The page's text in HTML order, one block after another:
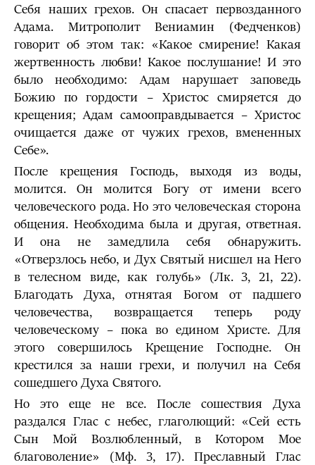
Себя наших грехов. Он спасает первозданного
Адама. Митрополит Вениамин (Федченков)
говорит об этом так: «Какое смирение! Какая
жертвенность любви! Какое послушание! И это
было необходимо: Адам нарушает заповедь
Божию по гордости – Христос смиряется до
крещения; Адам самооправдывается – Христос
очищается даже от чужих грехов, вмененных
Себе».
После крещения Господь, выходя из воды,
молится. Он молится Богу от имени всего
человеческого рода. Но это человеческая сторона
общения. Необходима была и другая, ответная.
И она не замедлила себя обнаружить.
«Отверзлось небо, и Дух Святый нисшел на Него
в телесном виде, как голубь» (Лк. 3, 21, 22).
Благодать Духа, отнятая Богом от падшего
человечества, возвращается теперь роду
человеческому – пока во едином Христе. Для
этого совершилось Крещение Господне. Он
крестился за наши грехи, и получил на Себя
сошедшего Духа Святого.
Но это еще не все. После сошествия Духа
раздался Глас с небес, глаголющий: «Сей есть
Сын Мой Возлюбленный, в Котором Мое
благоволение» (Мф. 3, 17). Преславный Глас